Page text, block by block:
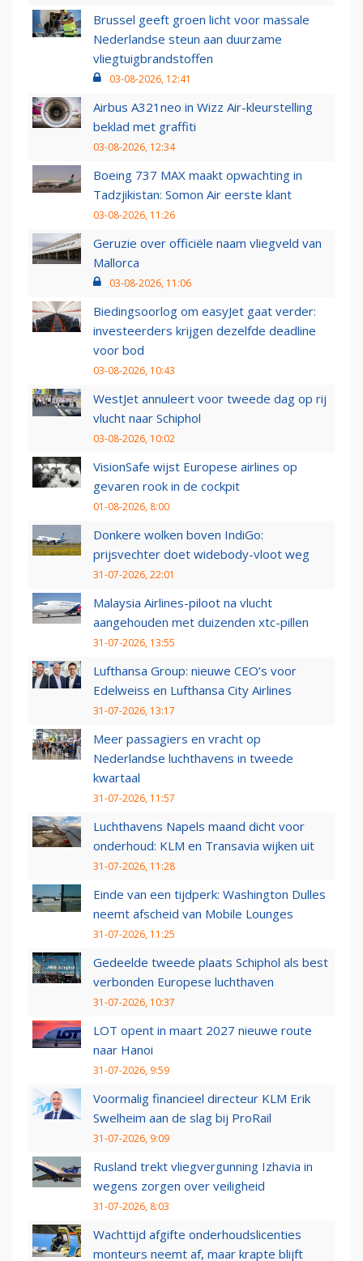
Brussel geeft groen licht voor massale
Nederlandse steun aan duurzame
vliegtuigbrandstoffen
03-08-2026, 12:41
Airbus A321neo in Wizz Air-kleurstelling
beklad met graffiti
03-08-2026, 12:34
Boeing 737 MAX maakt opwachting in
Tadzjikistan: Somon Air eerste klant
03-08-2026, 11:26
Geruzie over officiële naam vliegveld van
Mallorca
03-08-2026, 11:06
Biedingsoorlog om easyJet gaat verder:
investeerders krijgen dezelfde deadline
voor bod
03-08-2026, 10:43
WestJet annuleert voor tweede dag op rij
vlucht naar Schiphol
03-08-2026, 10:02
VisionSafe wijst Europese airlines op
gevaren rook in de cockpit
01-08-2026, 8:00
Donkere wolken boven IndiGo:
prijsvechter doet widebody-vloot weg
31-07-2026, 22:01
Malaysia Airlines-piloot na vlucht
aangehouden met duizenden xtc-pillen
31-07-2026, 13:55
Lufthansa Group: nieuwe CEO’s voor
Edelweiss en Lufthansa City Airlines
31-07-2026, 13:17
Meer passagiers en vracht op
Nederlandse luchthavens in tweede
kwartaal
31-07-2026, 11:57
Luchthavens Napels maand dicht voor
onderhoud: KLM en Transavia wijken uit
31-07-2026, 11:28
Einde van een tijdperk: Washington Dulles
neemt afscheid van Mobile Lounges
31-07-2026, 11:25
Gedeelde tweede plaats Schiphol als best
verbonden Europese luchthaven
31-07-2026, 10:37
LOT opent in maart 2027 nieuwe route
naar Hanoi
31-07-2026, 9:59
Voormalig financieel directeur KLM Erik
Swelheim aan de slag bij ProRail
31-07-2026, 9:09
Rusland trekt vliegvergunning Izhavia in
wegens zorgen over veiligheid
31-07-2026, 8:03
Wachttijd afgifte onderhoudslicenties
monteurs neemt af, maar krapte blijft